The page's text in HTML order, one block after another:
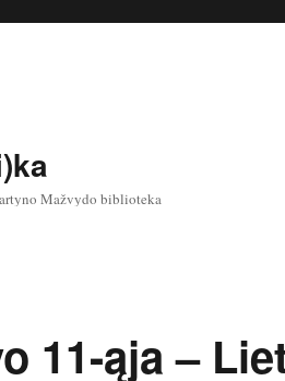
Mažvydo biblioteka
11-ąja –